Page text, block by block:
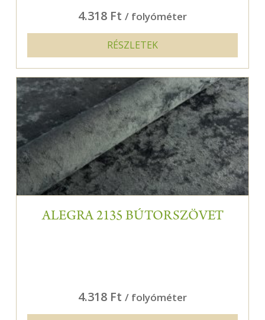
4.318 Ft / folyóméter
RÉSZLETEK
ALEGRA 2135 BÚTORSZÖVET
4.318 Ft / folyóméter